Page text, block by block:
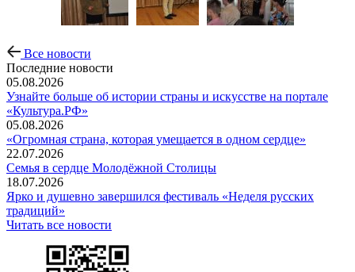
Все новости
Последние новости
05.08.2026
Узнайте больше об истории страны и искусстве на портале
«Культура.РФ»
05.08.2026
«Огромная страна, которая умещается в одном сердце»
22.07.2026
Семья в сердце Молодёжной Столицы
18.07.2026
Ярко и душевно завершился фестиваль «Неделя русских
традиций»
Читать все новости